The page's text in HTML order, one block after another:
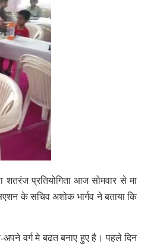
प्रतियोगिता आज सोमवार से मा
के सचिव अशोक भार्गव ने बताया कि
वर्ग मे बढत बनाए हुए है। पहले दिन